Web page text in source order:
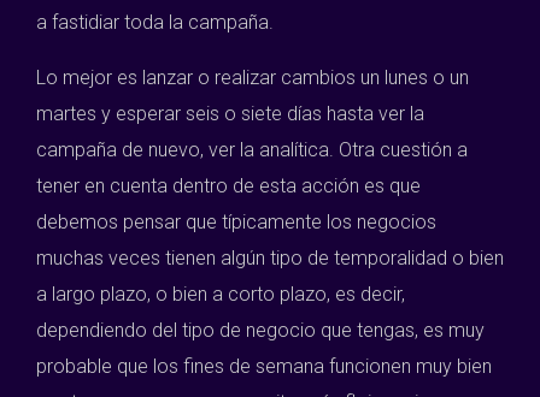
a fastidiar toda la campaña.
Lo mejor es lanzar o realizar cambios un lunes o un
martes y esperar seis o siete días hasta ver la
campaña de nuevo, ver la analítica. Otra cuestión a
tener en cuenta dentro de esta acción es que
debemos pensar que típicamente los negocios
muchas veces tienen algún tipo de temporalidad o bien
a largo plazo, o bien a corto plazo, es decir,
dependiendo del tipo de negocio que tengas, es muy
probable que los fines de semana funcionen muy bien